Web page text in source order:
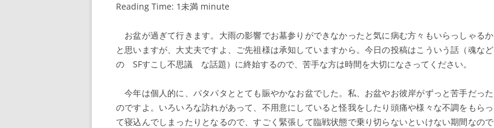
Reading Time: 1未満 minute
お盆が過ぎて行きます。大雨の影響でお墓参りができなかったと気に病む方々もいらっしゃるか
と思いますが、大丈夫ですよ、ご先祖様は承知していますから。今日の投稿はこういう話（魂など
の SFすこし不思議 な話題）に終始するので、苦手な方は時間を大切になさってください。
今年は個人的に、パタパタととても賑やかなお盆でした。私、お盆やお彼岸がずっと苦手だった
のですよ。いろいろな訪れがあって、不用意にしていると怪我をしたり頭痛や様々な不調をもらっ
て寝込んでしまったりとなるので、すごく緊張して臨戦状態で乗り切らないといけない期間なので